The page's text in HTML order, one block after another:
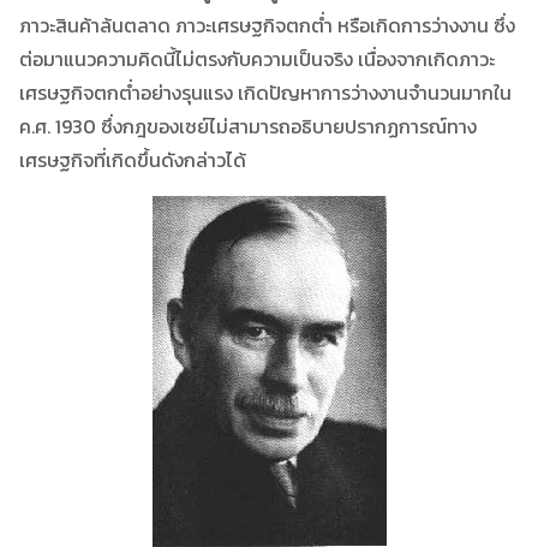
ภาวะสินค้าล้นตลาด ภาวะเศรษฐกิจตกต่ำ หรือเกิดการว่างงาน ซึ่ง
ต่อมาแนวความคิดนี้ไม่ตรงกับความเป็นจริง เนื่องจากเกิดภาวะ
เศรษฐกิจตกต่ำอย่างรุนแรง เกิดปัญหาการว่างงานจำนวนมากใน
ค.ศ. 1930 ซึ่งกฎของเซย์ไม่สามารถอธิบายปรากฏการณ์ทาง
เศรษฐกิจที่เกิดขึ้นดังกล่าวได้